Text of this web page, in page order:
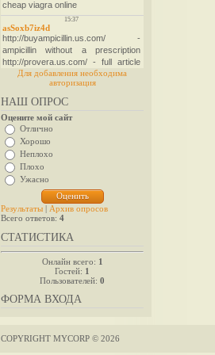
Для добавления необходима
авторизация
НАШ ОПРОС
Оцените мой сайт
Отлично
Хорошо
Неплохо
Плохо
Ужасно
Результаты | Архив опросов
Всего ответов: 4
СТАТИСТИКА
Онлайн всего: 1
Гостей: 1
Пользователей: 0
ФОРМА ВХОДА
COPYRIGHT MYCORP © 2026